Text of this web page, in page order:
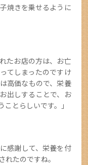
焼きを乗せるように
たお店の方は、お亡
てしまったのですけ
高価なもので、栄養
出しすることで、お
とらしいです。」
感謝して、栄養を付
たのですね。